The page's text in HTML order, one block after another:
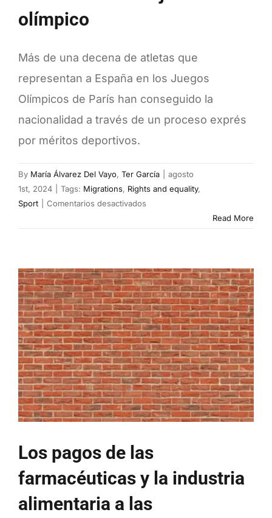
son
olímpico
Más de una decena de atletas que
representan a España en los Juegos
Olímpicos de París han conseguido la
nacionalidad a través de un proceso exprés
por méritos deportivos.
By María Álvarez Del Vayo, Ter García
agosto
1st, 2024
Tags: Migrations, Rights and equality,
Sport
Comentarios desactivados
Read More
Los pagos de las
farmacéuticas y la industria
alimentaria a las